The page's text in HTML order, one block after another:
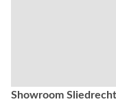
Showroom Sliedrecht